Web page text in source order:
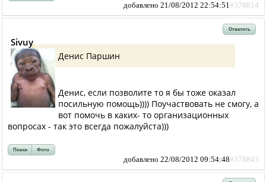
добавлено 21/08/2012 22:54:51 #378814
Ответить
Sivuy
Денис Паршин
Денис, если позволите то я бы тоже оказал
посильную помощь)))) Поучаствовать не смогу, а
вот помочь в каких- то организационных
вопросах - так это всегда пожалуйста)))
Поиск Фото
добавлено 22/08/2012 09:54:48#378843